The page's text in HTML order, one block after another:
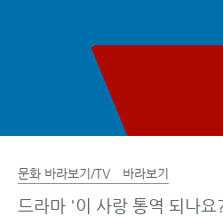
문화 바라보기/TV 바라보기
드라마 '이 사랑 통역 되나